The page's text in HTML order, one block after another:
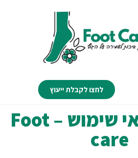
לחצו לקבלת ייעוץ
תקנון/תנאי שימוש – Foot
care